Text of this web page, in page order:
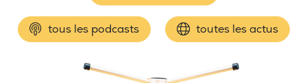
tous les podcasts toutes les actus